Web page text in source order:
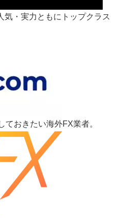
気・実力ともにトップクラス
ておきたい海外FX業者。